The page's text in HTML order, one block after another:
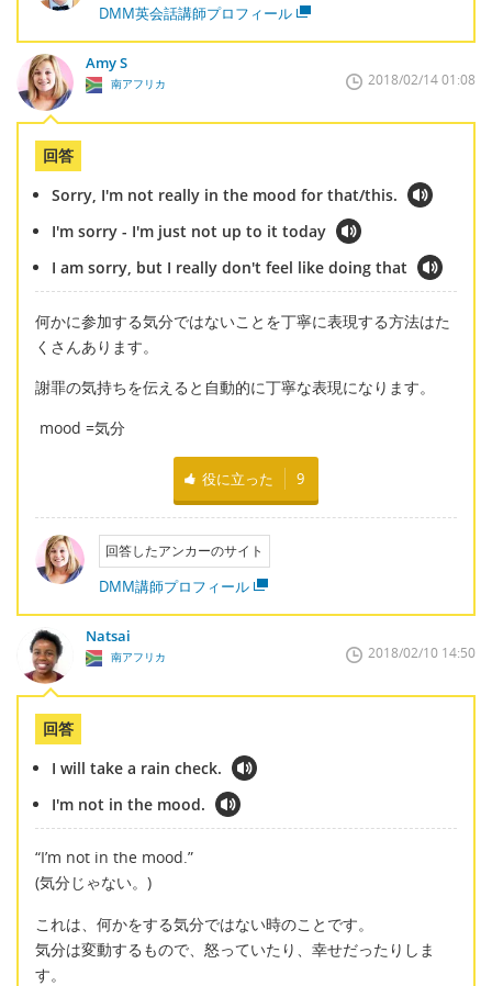
DMM英会話講師プロフィール
Amy S
南アフリカ 2018/02/14 01:08
回答
Sorry, I'm not really in the mood for that/this.
I'm sorry - I'm just not up to it today
I am sorry, but I really don't feel like doing that
何かに参加する気分ではないことを丁寧に表現する方法はた
くさんあります。
謝罪の気持ちを伝えると自動的に丁寧な表現になります。
mood =気分
役に立った 9
回答したアンカーのサイト
DMM講師プロフィール
Natsai
南アフリカ 2018/02/10 14:50
回答
I will take a rain check.
I'm not in the mood.
“I’m not in the mood.”
(気分じゃない。)
これは、何かをする気分ではない時のことです。
気分は変動するもので、怒っていたり、幸せだったりしま
す。